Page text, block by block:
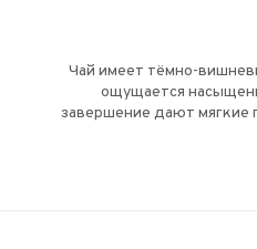
Чай имеет тёмно-
ощущается
завершение дают мягкие